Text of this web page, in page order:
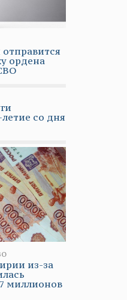
ордена
со дня
из-за
миллионов